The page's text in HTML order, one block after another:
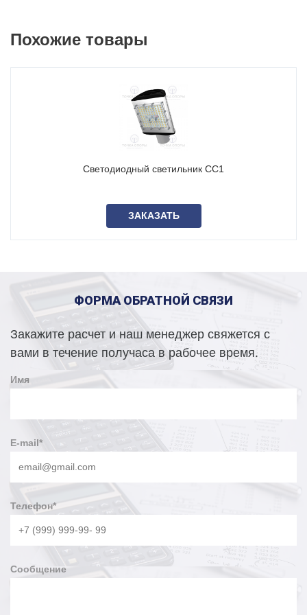
светильников с установкой на стену, трос, подвес.
Доставка и оплата
Завод опор освещения «Точка опоры» – один из ведущих
производителей и поставщиков опор, мачт освещения и
комплектующих в РФ – предлагает комплексные решения
для наружного освещения.
паспортами и сертификатами качества.
Чтобы купить светодиодный светильник ДКУ
можете связаться с нами по указанным контактам или
произведем расчет цены светодиодного светильника ДКУ
02-90-001 за 30 минут (в нерабочее время срок может
увеличиться).
В наличии светодиодные светильники IP65. Полный
список изделий доступен на странице Наличие на
сайте.
Похожие товары
Светодиодный светильник СС1
ЗАКАЗАТЬ
ФОРМА ОБРАТНОЙ СВЯЗИ
Закажите расчет и наш менеджер свяжется с
вами в течение получаса в рабочее время.
Имя
E-mail*
Телефон*
Сообщение